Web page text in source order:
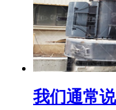
我们通常